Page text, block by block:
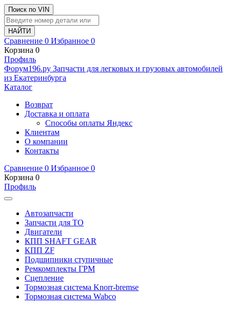
Поиск по VIN
Сравнение 0 Избранное 0
Корзина 0
Профиль
Фoрум196.ру Запчасти для легковых и грузовых автомобилей
из Екатеринбурга
Каталог
Возврат
Доставка и оплата
Способы оплаты Яндекс
Клиентам
О компании
Контакты
Сравнение 0 Избранное 0
Корзина 0
Профиль
Автозапчасти
Запчасти для ТО
Двигатели
КПП SHAFT GEAR
КПП ZF
Подшипники ступичные
Ремкомплекты ГРМ
Сцепление
Тормозная система Knorr-bremse
Тормозная система Wabco